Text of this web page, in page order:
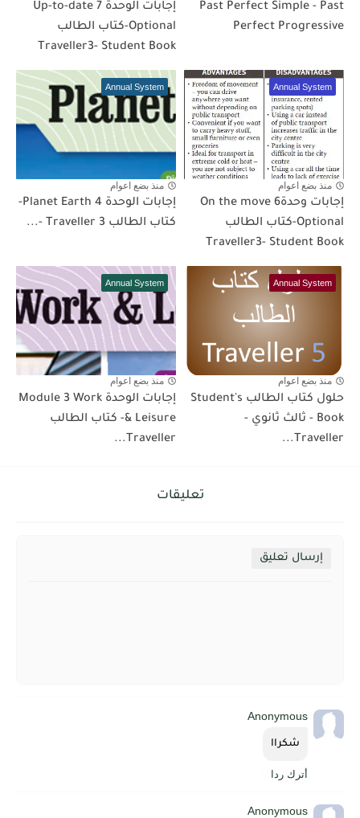
Past Perfect Simple - Past
Perfect Progressive
إجابات الوحدة 7 Up-to-date
Optional-كتاب الطالب
Traveller3- Student Book
Annual System
منذ بضع اعوام
إجابات وحدة6 On the move
Optional-كتاب الطالب
Traveller3- Student Book
Annual System
منذ بضع اعوام
إجابات الوحدة 4 Planet Earth-
كتاب الطالب Traveller 3 -...
Annual System
منذ بضع اعوام
حلول كتاب الطالب Student's
Book - ثالث ثانوي -
Traveller...
Annual System
منذ بضع اعوام
إجابات الوحدة Module 3 Work
& Leisure- كتاب الطالب
Traveller...
تعليقات
إرسال تعليق
Anonymous
شكراا
أترك ردا
Anonymous